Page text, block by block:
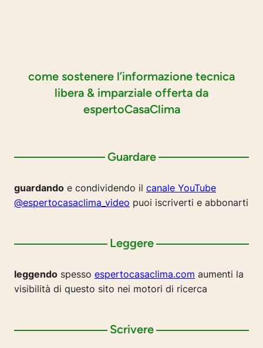
come sostenere l’informazione tecnica
libera & imparziale offerta da
espertoCasaClima
Guardare
guardando e condividendo il canale YouTube
@espertocasaclima_video puoi iscriverti e abbonarti
Leggere
leggendo spesso espertocasaclima.com aumenti la
visibilità di questo sito nei motori di ricerca
Scrivere